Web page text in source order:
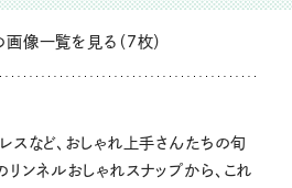
像一覧を見る（7枚）
スなど、おしゃれ上手さんたちの旬
ンネルおしゃれスナップから、これ